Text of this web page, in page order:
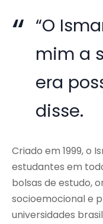
“O
mim a
era
disse.
Criado em 1999, o
estudantes em
bolsas de estudo,
socioemocional e
universidades